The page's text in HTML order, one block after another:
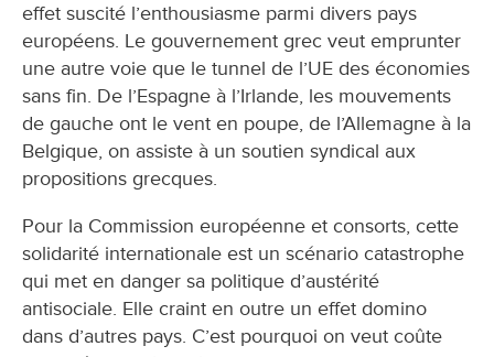
effet suscité l’enthousiasme parmi divers pays
européens. Le gouvernement grec veut emprunter
une autre voie que le tunnel de l’UE des économies
sans fin. De l’Espagne à l’Irlande, les mouvements
de gauche ont le vent en poupe, de l’Allemagne à la
Belgique, on assiste à un soutien syndical aux
propositions grecques.
Pour la Commission européenne et consorts, cette
solidarité internationale est un scénario catastrophe
qui met en danger sa politique d’austérité
antisociale. Elle craint en outre un effet domino
dans d’autres pays. C’est pourquoi on veut coûte